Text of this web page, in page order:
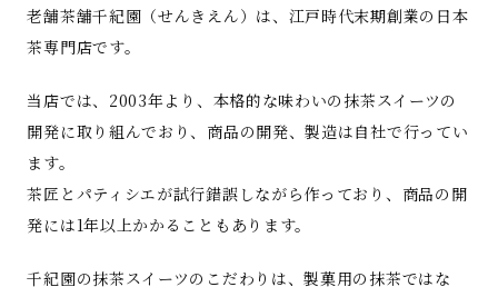
老舗茶舗千紀園（せんきえん）は、江戸時代末期創業の日本
茶専門店です。
当店では、2003年より、本格的な味わいの抹茶スイーツの
開発に取り組んでおり、商品の開発、製造は自社で行ってい
ます。
茶匠とパティシエが試行錯誤しながら作っており、商品の開
発には1年以上かかることもあります。
千紀園の抹茶スイーツのこだわりは、製菓用の抹茶ではな